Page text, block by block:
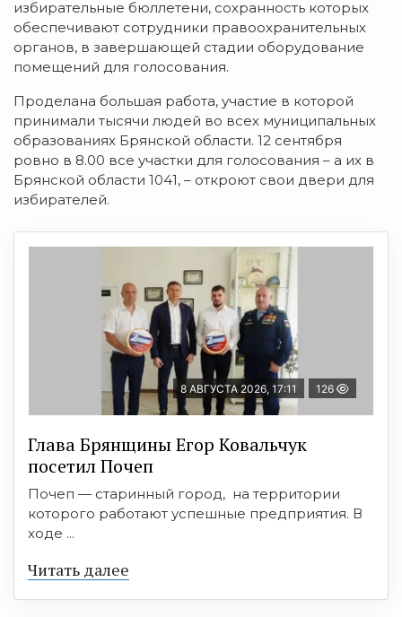
избирательные бюллетени, сохранность которых
обеспечивают сотрудники правоохранительных
органов, в завершающей стадии оборудование
помещений для голосования.
Проделана большая работа, участие в которой
принимали тысячи людей во всех муниципальных
образованиях Брянской области. 12 сентября
ровно в 8.00 все участки для голосования – а их в
Брянской области 1041, – откроют свои двери для
избирателей.
8 АВГУСТА 2026, 17:11 126
Глава Брянщины Егор Ковальчук
посетил Почеп
Почеп — старинный город, на территории
которого работают успешные предприятия. В
ходе ...
Читать далее